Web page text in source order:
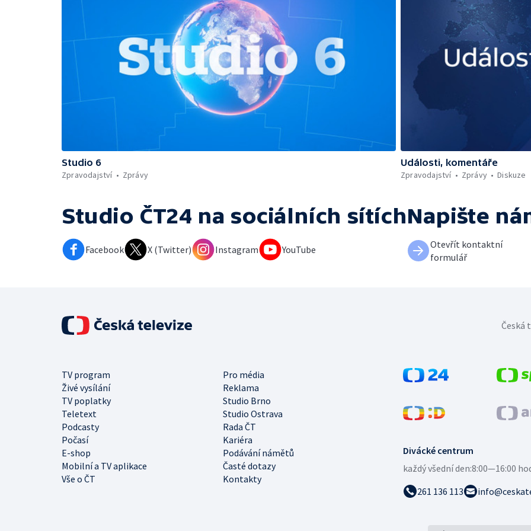
Studio 6
Zpravodajství
Zprávy
Události, komentáře
Zpravodajství
Zprávy Diskuze
Studio ČT24 na sociálních sítích
Facebook X (Twitter) Instagram YouTube
Napište
Otevřít kontaktní
formulář
Divácké centrum
každý všední den:8:00—16:00
261 136 113
TV program
Pro média
Živé vysílání
Reklama
TV poplatky
Studio Brno
Teletext
Studio Ostrava
Podcasty
Rada ČT
Počasí
Kariéra
E-shop
Podávání námětů
Mobilní a TV aplikace
Časté dotazy
Vše o ČT
Kontakty
Česká